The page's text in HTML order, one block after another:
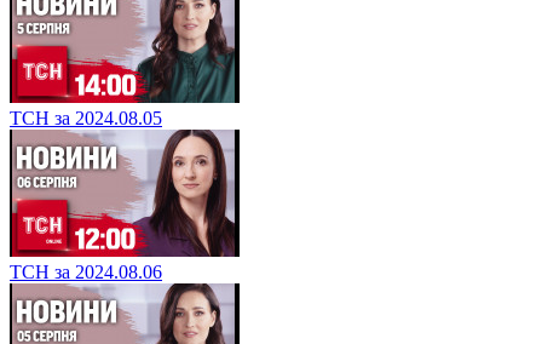
ТСН за 2024.08.05
ТСН за 2024.08.06